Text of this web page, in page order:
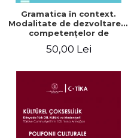
Gramatica în context.
Modalitate de dezvoltare a
competenţelor de
limbii franceze
50,00 Lei